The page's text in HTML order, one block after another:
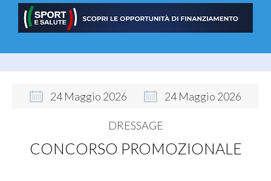
24 Maggio 2026 24 Maggio 2026
CONCORSO PROMOZIONALE
DRESSAGE